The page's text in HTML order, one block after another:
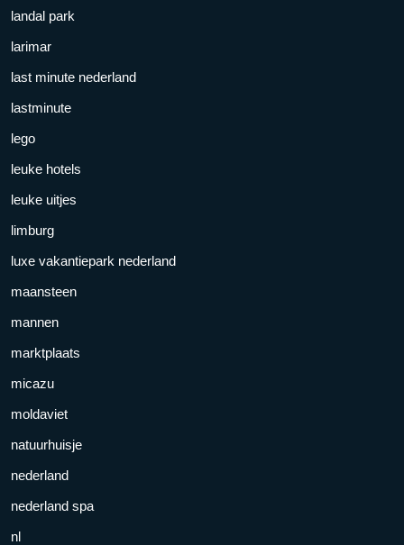
landal park
larimar
last minute nederland
lastminute
lego
leuke hotels
leuke uitjes
limburg
luxe vakantiepark nederland
maansteen
mannen
marktplaats
micazu
moldaviet
natuurhuisje
nederland
nederland spa
nl